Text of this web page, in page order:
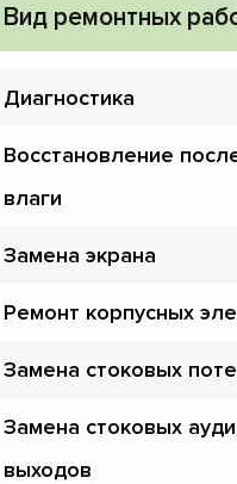
Вид ремонтных
Диагностика
Восстановление
влаги
Замена экрана
Ремонт корпусных
Замена стоковых
Замена стоковых
выходов